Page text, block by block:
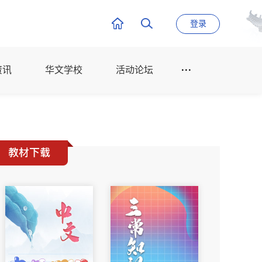
登录
讯 华文学校 活动论坛